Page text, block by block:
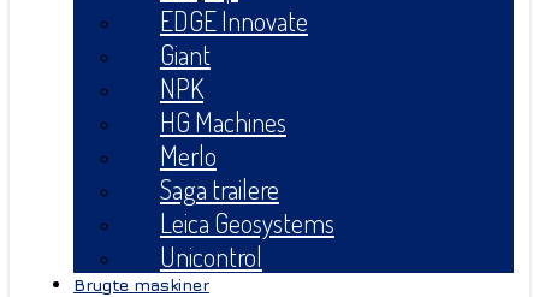
EDGE Innovate
Giant
NPK
HG Machines
Merlo
Saga trailere
Leica Geosystems
Unicontrol
Brugte maskiner